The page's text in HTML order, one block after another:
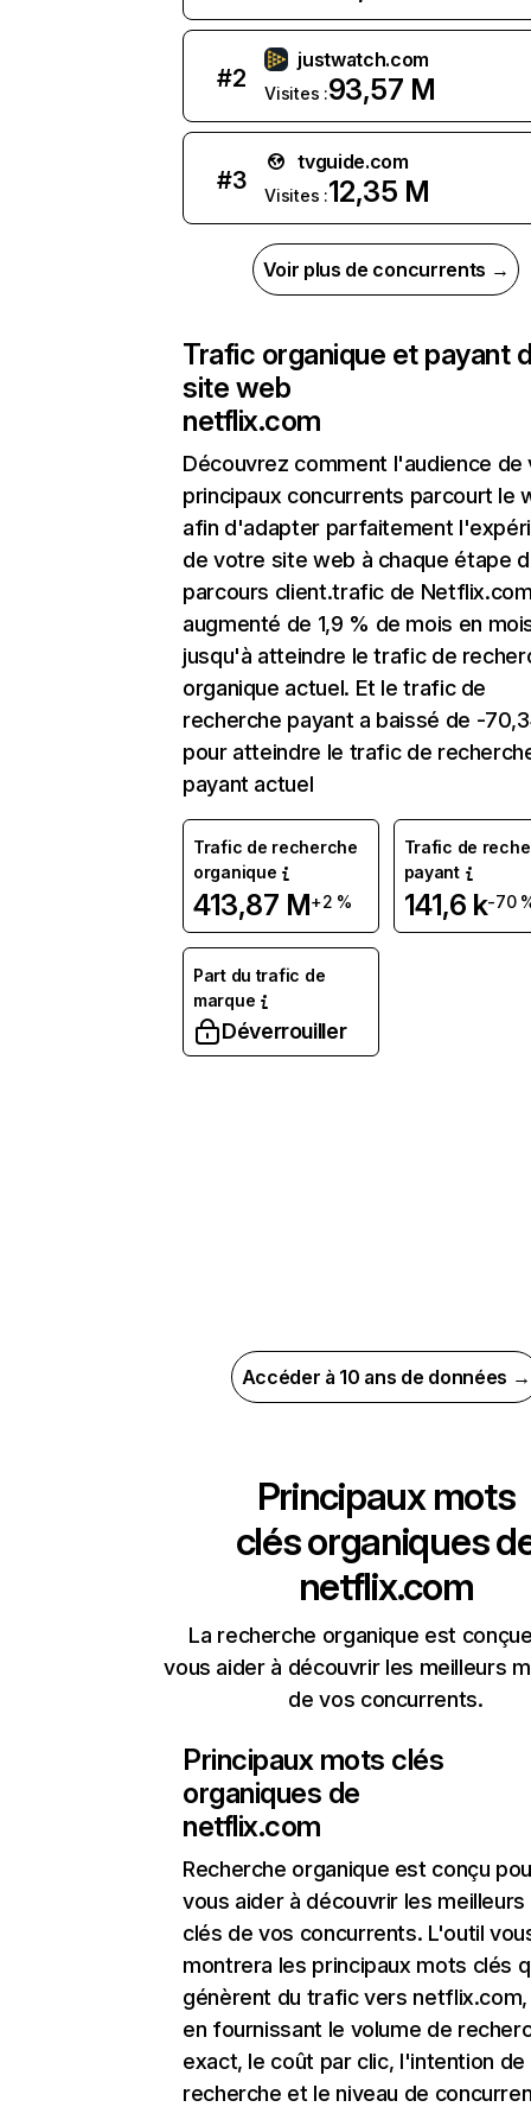
#2
justwatch.com
Visites :93,57 M
#3
tvguide.com
Visites :12,35 M
Voir plus de concurrents →
Trafic organique et payant
site web
netflix.com
Découvrez comment l'audience de
principaux concurrents parcourt le
afin d'adapter parfaitement
de votre site web à chaque étape
parcours client.trafic de
augmenté de 1,9 % de mois en
jusqu'à atteindre le trafic de
organique actuel. Et le trafic de
recherche payant a baissé de -
pour atteindre le trafic de
payant actuel
Trafic de recherche
organique
413,87 M+2 %
Trafic de
payant
141,6 k-70
Part du trafic de
marque
Déverrouiller
Accéder à 10 ans de données →
Principaux mots
clés organiques
netflix.com
La recherche organique est
vous aider à découvrir les meilleurs
de vos concurrents.
Principaux mots clés
organiques de
netflix.com
Recherche organique est conçu
vous aider à découvrir les
clés de vos concurrents. L'outil
montrera les principaux mots clés
génèrent du trafic vers
en fournissant le volume de
exact, le coût par clic, l'intention de
recherche et le niveau de